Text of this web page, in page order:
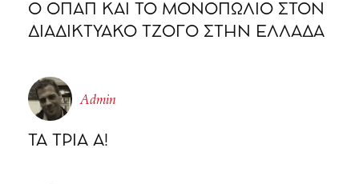
O ΟΠΑΠ ΚΑΙ ΤΟ ΜΟΝΟΠΩΛΙΟ ΣΤΟΝ
ΔΙΑΔΙΚΤΥΑΚΟ ΤΖΟΓΟ ΣΤΗΝ ΕΛΛΑΔΑ
Admin
ΤΑ ΤΡΙΑ Α!